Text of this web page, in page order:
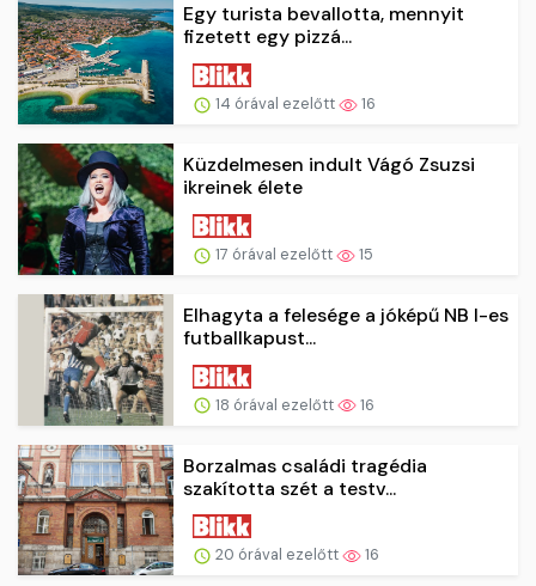
Egy turista bevallotta, mennyit
fizetett egy pizzá...
14 órával ezelőtt 16
Küzdelmesen indult Vágó Zsuzsi
ikreinek élete
17 órával ezelőtt 15
Elhagyta a felesége a jóképű NB I-es
futballkapust...
18 órával ezelőtt 16
Borzalmas családi tragédia
szakította szét a testv...
20 órával ezelőtt 16